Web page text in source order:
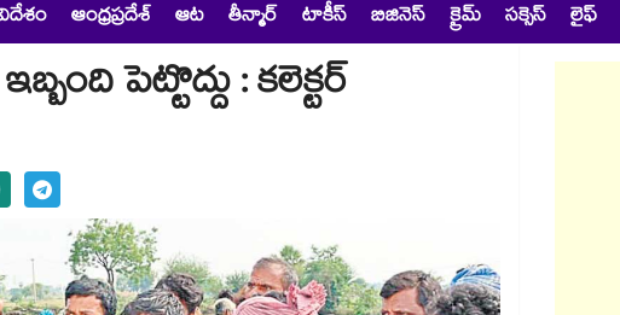
ఆంధ్రప్రదేశ్ ఆట తీన్మార్ టాకీస్ బిజినెస్ క్రైమ్ సక్సెస్ లైఫ్
పెట్టొద్దు : కలెక్టర్​